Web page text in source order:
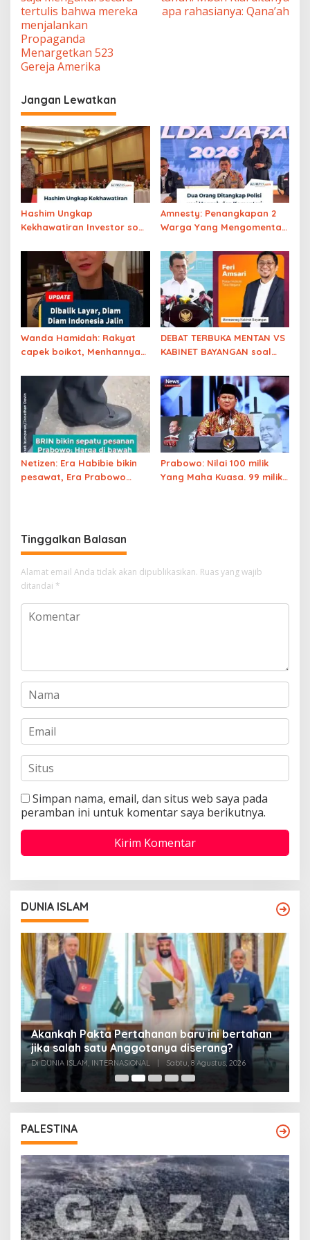
tertulis bahwa mereka
menjalankan
Propaganda
Menargetkan 523
Gereja Amerika
apa rahasianya: Qana’ah
Jangan Lewatkan
Hashim Ungkap
Kekhawatiran Investor soal
Gibran, INI PENYEBABNYA
PAK
Amnesty: Penangkapan 2
Warga Yang Mengomentari
Iran Langgar Putusan MK
Wanda Hamidah: Rakyat
capek boikot, Menhannya
teroris Israel
DEBAT TERBUKA MENTAN VS
KABINET BAYANGAN soal
Netizen: Era Habibie bikin
pesawat, Era Prabowo
Prabowo: Nilai 100 milik
Yang Maha Kuasa. 99 milik
Tinggalkan Balasan
Alamat email Anda tidak akan dipublikasikan. Ruas yang wajib
ditandai *
Simpan nama, email, dan situs web saya pada
peramban ini untuk komentar saya berikutnya.
DUNIA ISLAM
Akankah Pakta Pertahanan baru ini bertahan
jika salah satu Anggotanya diserang?
Di DUNIA ISLAM, INTERNASIONAL Sabtu, 8 Agustus, 2026
PALESTINA